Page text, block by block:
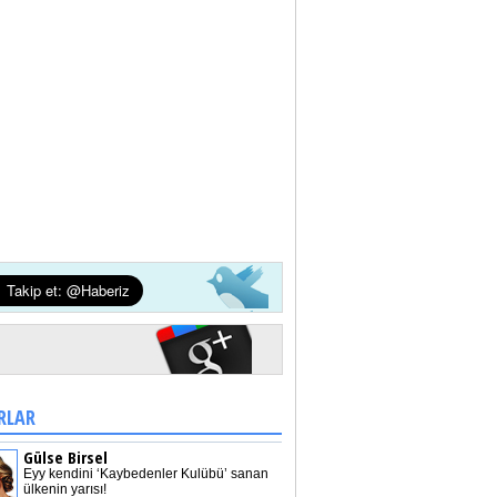
Gülse Birsel
Eyy kendini ‘Kaybedenler Kulübü’ sanan
ülkenin yarısı!